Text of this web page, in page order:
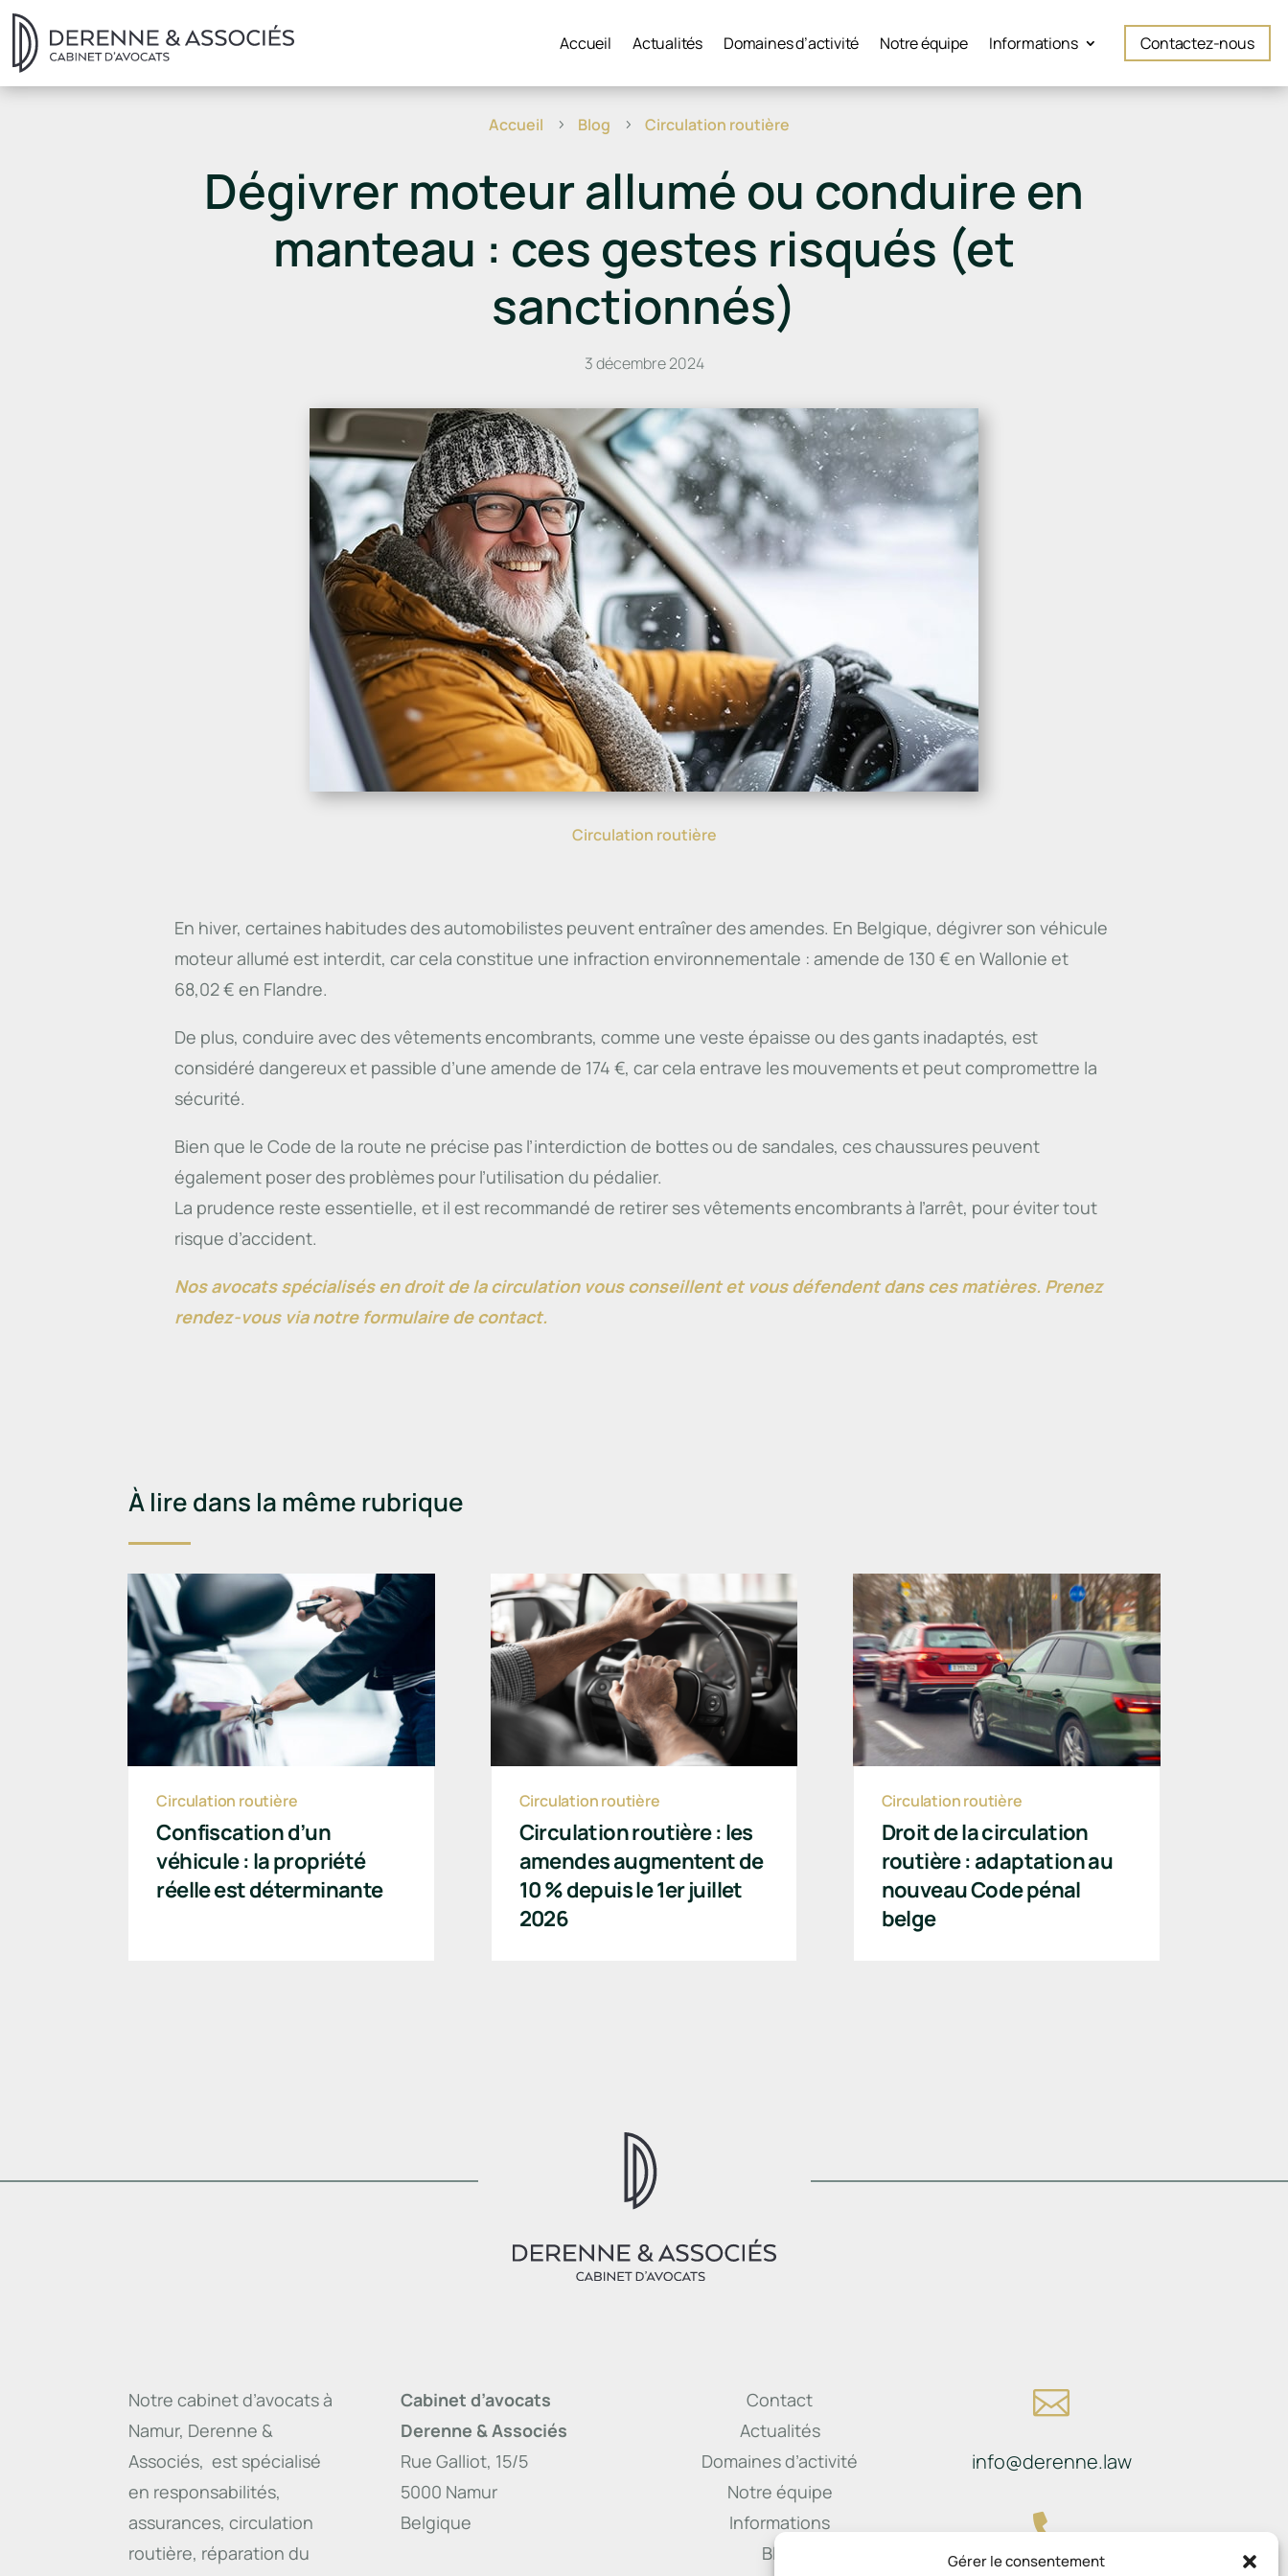
Gérer le consentement
Accueil Actualités Domaines d’activité Notre équipe Informations Contactez-nous
Accueil 5 Blog 5 Circulation routière
Dégivrer moteur allumé ou conduire en
manteau : ces gestes risqués (et
sanctionnés)
3 décembre 2024
Circulation routière
En hiver, certaines habitudes des automobilistes peuvent entraîner des amendes. En Belgique, dégivrer son véhicule
moteur allumé est interdit, car cela constitue une infraction environnementale : amende de 130 € en Wallonie et
68,02 € en Flandre.
De plus, conduire avec des vêtements encombrants, comme une veste épaisse ou des gants inadaptés, est
considéré dangereux et passible d’une amende de 174 €, car cela entrave les mouvements et peut compromettre la
sécurité.
Bien que le Code de la route ne précise pas l’interdiction de bottes ou de sandales, ces chaussures peuvent
également poser des problèmes pour l’utilisation du pédalier.
La prudence reste essentielle, et il est recommandé de retirer ses vêtements encombrants à l’arrêt, pour éviter tout
risque d’accident.
Nos avocats spécialisés en droit de la circulation vous conseillent et vous défendent dans ces matières. Prenez
rendez-vous via notre formulaire de contact.
À lire dans la même rubrique
Confiscation d’un
véhicule : la propriété
réelle est déterminante
Circulation routière
Circulation routière : les
amendes augmentent de
10 % depuis le 1er juillet
2026
Circulation routière
Droit de la circulation
routière : adaptation au
nouveau Code pénal
belge
Circulation routière
Notre cabinet d’avocats à
Namur, Derenne &
Associés, est spécialisé
en responsabilités,
assurances, circulation
routière, réparation du
Cabinet d’avocats
Derenne & Associés
Rue Galliot, 15/5
5000 Namur
Belgique
Contact
Actualités
Domaines d’activité
Notre équipe
Informations
Blog

info@derenne.law
